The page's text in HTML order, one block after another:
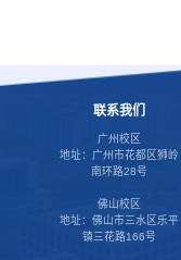
联系我们
广州校区
地址：广州市花都区狮岭
南环路28号
佛山校区
地址：佛山市三水区乐平
镇三花路166号